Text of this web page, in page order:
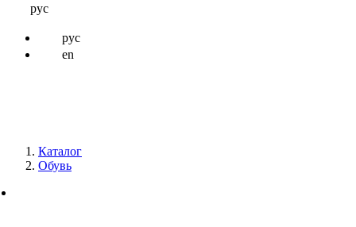
рус
рус
en
Каталог
Обувь